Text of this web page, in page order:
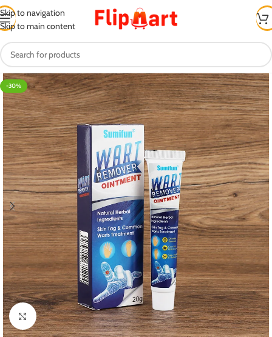
Skip to navigation
Skip to main content
-30%
Click to enlarge